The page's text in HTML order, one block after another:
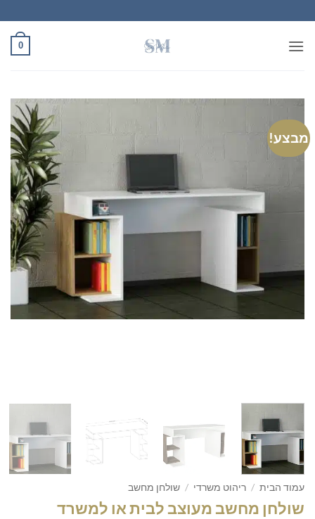
to
content
0
מבצע!
עמוד הבית / ריהוט משרדי / שולחן מחשב
שולחן מחשב מעוצב לבית או למשרד